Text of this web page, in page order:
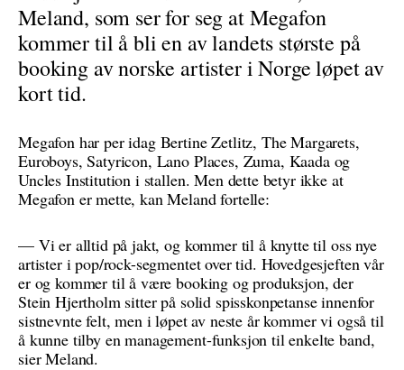
Meland, som ser for seg at Megafon
kommer til å bli en av landets største på
booking av norske artister i Norge løpet av
kort tid.
Megafon har per idag Bertine Zetlitz, The Margarets,
Euroboys, Satyricon, Lano Places, Zuma, Kaada og
Uncles Institution i stallen. Men dette betyr ikke at
Megafon er mette, kan Meland fortelle:
— Vi er alltid på jakt, og kommer til å knytte til oss nye
artister i pop/rock-segmentet over tid. Hovedgesjeften vår
er og kommer til å være booking og produksjon, der
Stein Hjertholm sitter på solid spisskonpetanse innenfor
sistnevnte felt, men i løpet av neste år kommer vi også til
å kunne tilby en management-funksjon til enkelte band,
sier Meland.